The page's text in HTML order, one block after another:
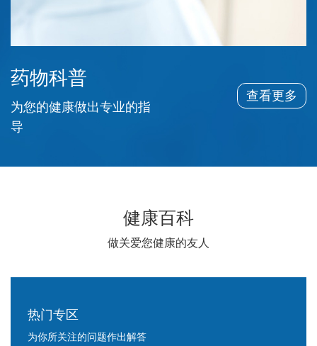
药物科普
为您的健康做出专业的指
导
查看更多
健康百科
做关爱您健康的友人
热门专区
为你所关注的问题作出解答